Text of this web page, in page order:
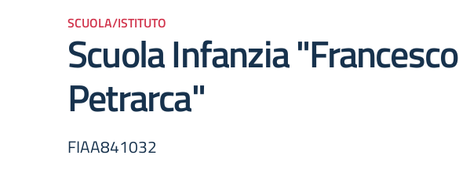
SCUOLA/ISTITUTO
Scuola Infanzia "Francesco
Petrarca"
FIAA841032